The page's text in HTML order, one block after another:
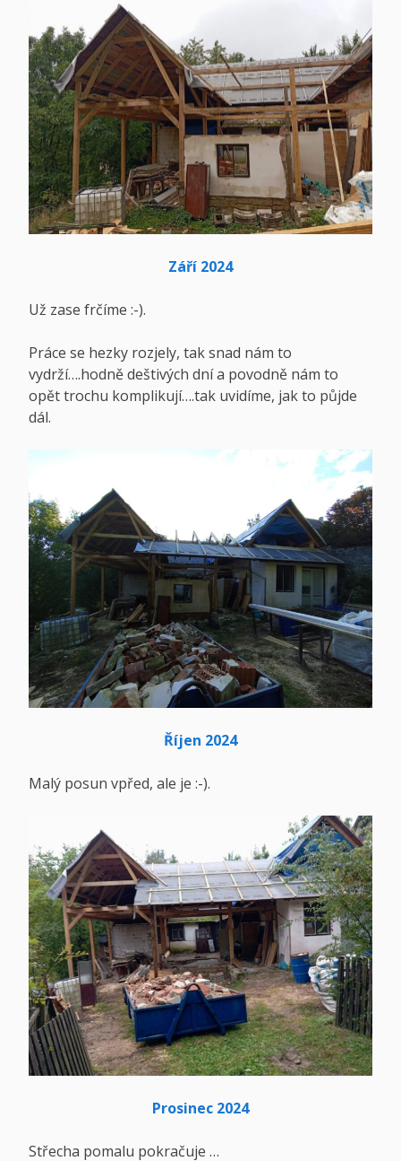
Září 2024
Už zase frčíme :-).
Práce se hezky rozjely, tak snad nám to
vydrží….hodně deštivých dní a povodně nám to
opět trochu komplikují….tak uvidíme, jak to půjde
dál.
Říjen 2024
Malý posun vpřed, ale je :-).
Prosinec 2024
Střecha pomalu pokračuje …